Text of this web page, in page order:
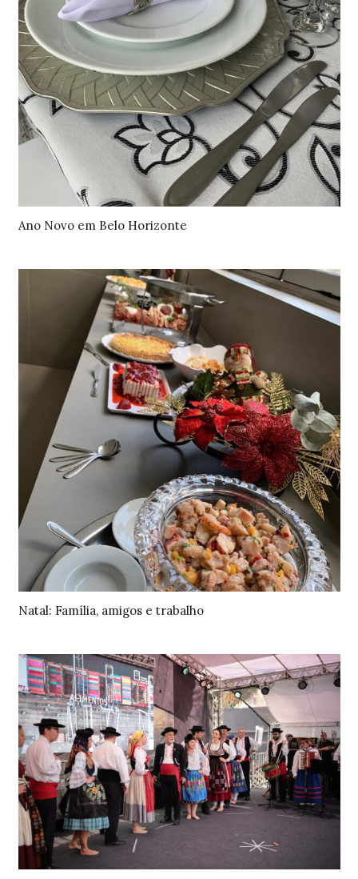
Ano Novo em Belo Horizonte
Natal: Família, amigos e trabalho